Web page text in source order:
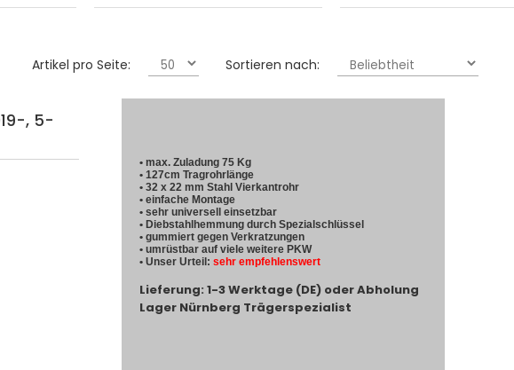
Sortieren nach:
Artikel pro Seite:
, 5-
• max. Zuladung 75 Kg
• 127cm Tragrohrlänge
• 32 x 22 mm Stahl Vierkantrohr
• einfache Montage
• sehr universell einsetzbar
• Diebstahlhemmung durch Spezialschlüssel
• gummiert gegen Verkratzungen
• umrüstbar auf viele weitere PKW
• Unser Urteil: sehr empfehlenswert
Lieferung: 1-3 Werktage (DE) oder Abholung
Lager Nürnberg Trägerspezialist